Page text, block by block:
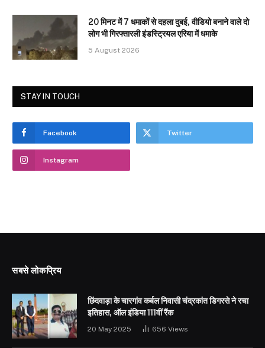
20 मिनट में 7 धमाकों से दहला दुबई, वीडियो बनाने वाले दो
लोग भी गिरफ्तारली इंडस्ट्रियल एरिया में धमाके
5 August 2026
STAY IN TOUCH
Facebook Twitter
Instagram
सबसे लोकप्रिय
छिंदवाड़ा के चारगांव कर्बल निवासी चंद्रकांत डिगरसे ने रचा
इतिहास, ऑल इंडिया 111वीं रैंक
20 May 2025 656 Views